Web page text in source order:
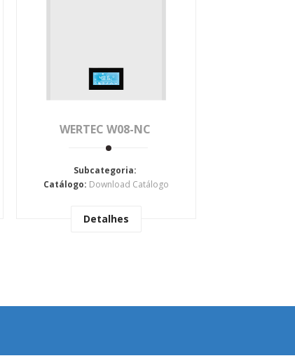
WERTEC W08-NC
Subcategoria:
Catálogo: Download Catálogo
Detalhes